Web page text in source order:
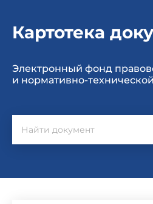
Картотека
Электронный фонд
и нормативно-